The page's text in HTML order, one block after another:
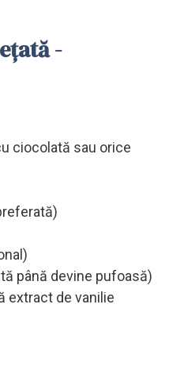
-
ciocolată sau orice
până devine pufoasă)
extract de vanilie